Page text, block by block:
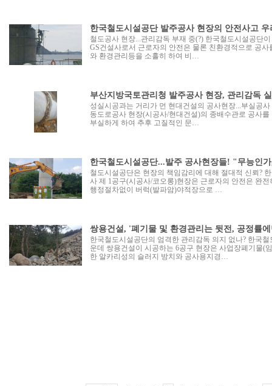
한국철도시설공단 발주공사 현장의 안전사고 우
철도공사 현장...관리감독 부재 중(?) 한국철도시설공단
GS건설사로서 근로자의 안전은 물론 친환경적으로 공
와 환경관리등을 소홀히 하여 비…
부산지방국토관리청 발주공사 현장, 관리감독
성실시공과는 거리가 먼 현대건설의 공사현장...부실공
동도로공사 현장(시공사/현대건설)의 종배수관로 공사
부실하게 하여 추후 고질적인 문…
한국철도시설공단...발주 공사현장들! "무능인
철도시설공단은 현장의 책임감리에 대해 절대적 신뢰?
사 제 1공구(시공사/코오롱)현장은 근로자의 안전은 완
행정절차없이 버럭(발파암)야적장으로 …
쌍용건설, '폐기물 및 환경관리는 뒷전, 공정률
한국철도시설공단의 엄격한 관리감독 의지 없나? 한국
운데 쌍용건설이 시공하는 6공구 현장은 사업장폐기물(
한 알카리성의 슬러지 방치와 공사용지경…